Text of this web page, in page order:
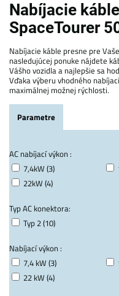
Nabíjacie
SpaceTourer
Nabíjacie káble presne pre
nasledujúcej ponuke nájdete
Vášho vozidla a najlepšie sa
Vďaka výberu vhodného
maximálnej možnej rýchlosti.
Parametre
AC nabíjací výkon :
7,4kW (3)
22kW (4)
Typ AC konektora:
Typ 2 (10)
Nabíjací výkon :
7,4 kW (3)
22 kW (4)